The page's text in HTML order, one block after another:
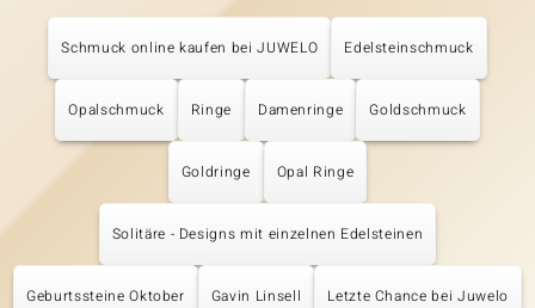
Schmuck online kaufen bei JUWELO Edelsteinschmuck
Opalschmuck Ringe Damenringe Goldschmuck
Goldringe Opal Ringe
Solitäre - Designs mit einzelnen Edelsteinen
Geburtssteine Oktober Gavin Linsell Letzte Chance bei Juwelo